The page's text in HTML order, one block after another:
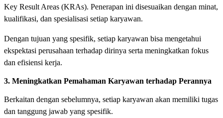
Key Result Areas (KRAs). Penerapan ini disesuaikan dengan minat,
kualifikasi, dan spesialisasi setiap karyawan.
Dengan tujuan yang spesifik, setiap karyawan bisa mengetahui
ekspektasi perusahaan terhadap dirinya serta meningkatkan fokus
dan efisiensi kerja.
3. Meningkatkan Pemahaman Karyawan terhadap Perannya
Berkaitan dengan sebelumnya, setiap karyawan akan memiliki tugas
dan tanggung jawab yang spesifik.